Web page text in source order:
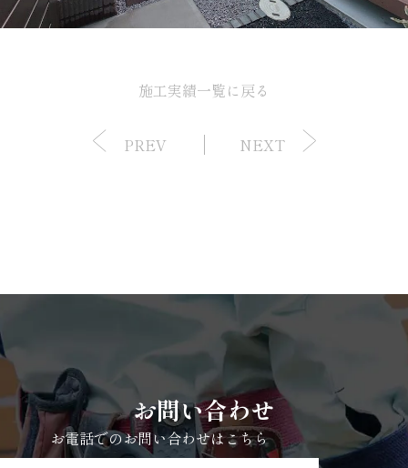
PREV
施工実績一覧に戻る
NEXT
お問い合わせ
お電話でのお問い合わせはこちら
CONTACT